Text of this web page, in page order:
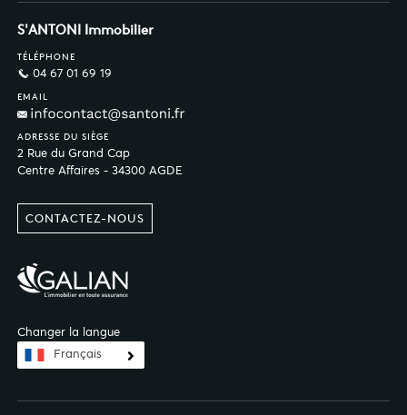
S'ANTONI Immobilier
TÉLÉPHONE
04 67 01 69 19
EMAIL
ADRESSE DU SIÈGE
2 Rue du Grand Cap
Centre Affaires - 34300 AGDE
CONTACTEZ-NOUS
Changer la langue
Français